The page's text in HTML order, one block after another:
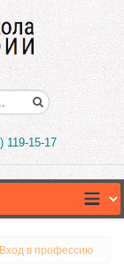
119-15-17
в профессию